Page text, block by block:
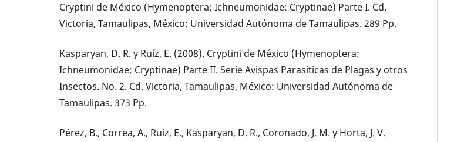
Cryptini de México (Hymenoptera: Ichneumonidae: Cryptinae) Parte I. Cd.
Victoria, Tamaulipas, México: Universidad Autónoma de Tamaulipas. 289 Pp.
Kasparyan, D. R. y Ruíz, E. (2008). Cryptini de México (Hymenoptera:
Ichneumonidae: Cryptinae) Parte II. Serie Avispas Parasíticas de Plagas y otros
Insectos. No. 2. Cd. Victoria, Tamaulipas, México: Universidad Autónoma de
Tamaulipas. 373 Pp.
Pérez, B., Correa, A., Ruíz, E., Kasparyan, D. R., Coronado, J. M. y Horta, J. V.